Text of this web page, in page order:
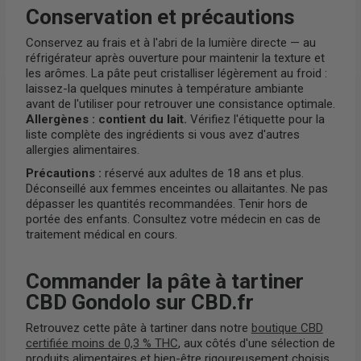
Conservation et précautions
Conservez au frais et à l'abri de la lumière directe — au
réfrigérateur après ouverture pour maintenir la texture et
les arômes. La pâte peut cristalliser légèrement au froid :
laissez-la quelques minutes à température ambiante
avant de l'utiliser pour retrouver une consistance optimale.
Allergènes : contient du lait. Vérifiez l'étiquette pour la
liste complète des ingrédients si vous avez d'autres
allergies alimentaires.
Précautions : réservé aux adultes de 18 ans et plus.
Déconseillé aux femmes enceintes ou allaitantes. Ne pas
dépasser les quantités recommandées. Tenir hors de
portée des enfants. Consultez votre médecin en cas de
traitement médical en cours.
Commander la pâte à tartiner
CBD Gondolo sur CBD.fr
Retrouvez cette pâte à tartiner dans notre boutique CBD
certifiée moins de 0,3 % THC, aux côtés d'une sélection de